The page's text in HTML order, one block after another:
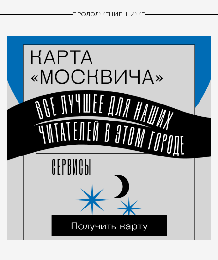
ПРОДОЛЖЕНИЕ НИЖЕ